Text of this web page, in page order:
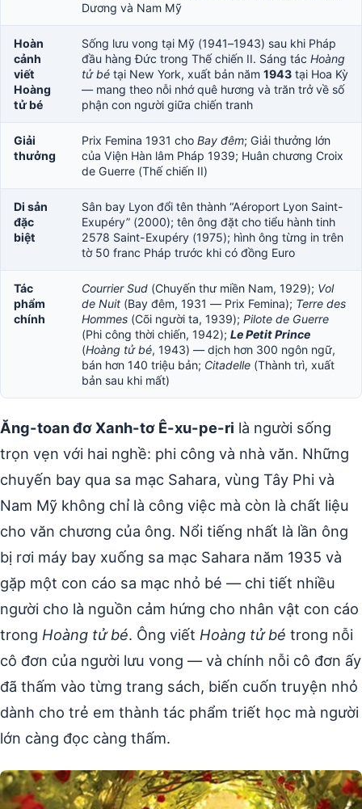
Dương và Nam Mỹ
Hoàn
cảnh
viết
Hoàng
tử bé
Sống lưu vong tại Mỹ (1941–1943) sau khi Pháp
đầu hàng Đức trong Thế chiến II. Sáng tác Hoàng
tử bé tại New York, xuất bản năm 1943 tại Hoa Kỳ
— mang theo nỗi nhớ quê hương và trăn trở về số
phận con người giữa chiến tranh
Giải
thưởng
Prix Femina 1931 cho Bay đêm; Giải thưởng lớn
của Viện Hàn lâm Pháp 1939; Huân chương Croix
de Guerre (Thế chiến II)
Di sản
đặc
biệt
Sân bay Lyon đổi tên thành “Aéroport Lyon Saint-
Exupéry” (2000); tên ông đặt cho tiểu hành tinh
2578 Saint-Exupéry (1975); hình ông từng in trên
tờ 50 franc Pháp trước khi có đồng Euro
Tác
phẩm
chính
Courrier Sud (Chuyến thư miền Nam, 1929); Vol
de Nuit (Bay đêm, 1931 — Prix Femina); Terre des
Hommes (Cõi người ta, 1939); Pilote de Guerre
(Phi công thời chiến, 1942); Le Petit Prince
(Hoàng tử bé, 1943) — dịch hơn 300 ngôn ngữ,
bán hơn 140 triệu bản; Citadelle (Thành trì, xuất
bản sau khi mất)
Ăng-toan đơ Xanh-tơ Ê-xu-pe-ri là người sống
trọn vẹn với hai nghề: phi công và nhà văn. Những
chuyến bay qua sa mạc Sahara, vùng Tây Phi và
Nam Mỹ không chỉ là công việc mà còn là chất liệu
cho văn chương của ông. Nổi tiếng nhất là lần ông
bị rơi máy bay xuống sa mạc Sahara năm 1935 và
gặp một con cáo sa mạc nhỏ bé — chi tiết nhiều
người cho là nguồn cảm hứng cho nhân vật con cáo
trong Hoàng tử bé. Ông viết Hoàng tử bé trong nỗi
cô đơn của người lưu vong — và chính nỗi cô đơn ấy
đã thấm vào từng trang sách, biến cuốn truyện nhỏ
dành cho trẻ em thành tác phẩm triết học mà người
lớn càng đọc càng thấm.